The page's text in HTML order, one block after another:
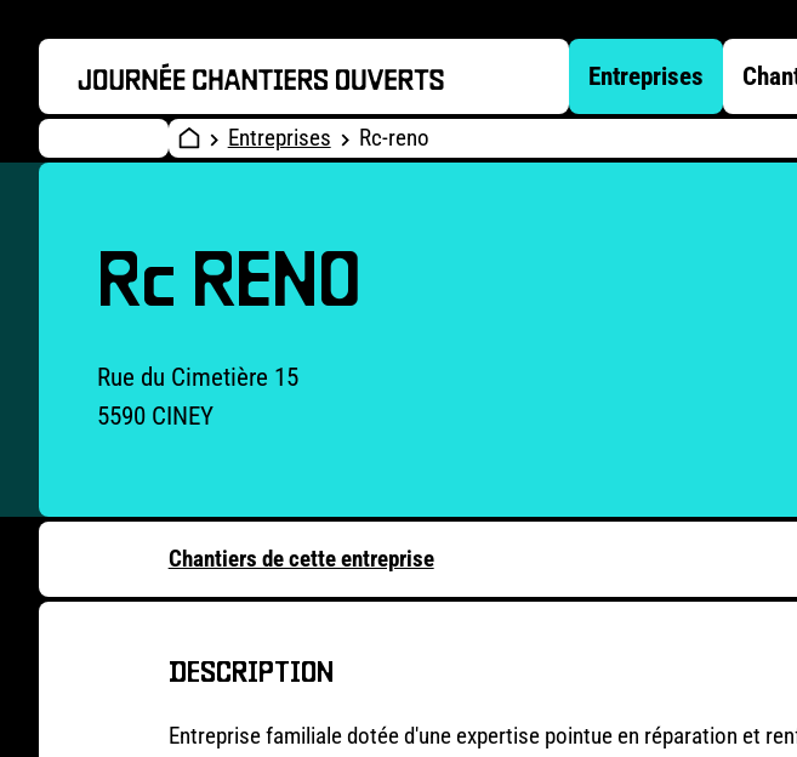
Entreprises
Entreprises Rc-reno
Rc RENO
Rue du Cimetière 15
5590 CINEY
Chantiers de cette entreprise
DESCRIPTION
Entreprise familiale dotée d'une expertise pointue en réparation et